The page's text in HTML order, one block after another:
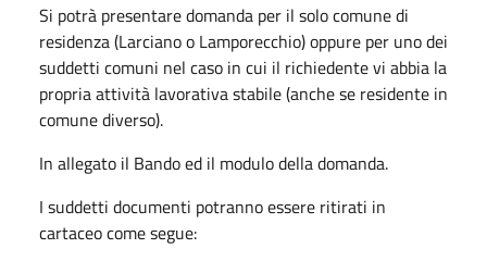
Si potrà presentare domanda per il solo comune di
residenza (Larciano o Lamporecchio) oppure per uno dei
suddetti comuni nel caso in cui il richiedente vi abbia la
propria attività lavorativa stabile (anche se residente in
comune diverso).
In allegato il Bando ed il modulo della domanda.
I suddetti documenti potranno essere ritirati in
cartaceo come segue: